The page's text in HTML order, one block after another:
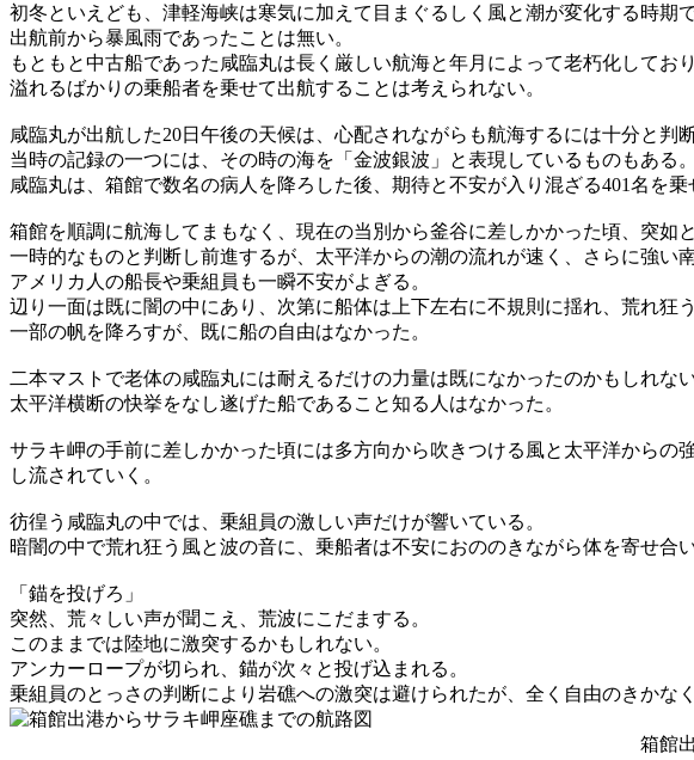
初冬といえども、津軽海峡は寒気に加えて目まぐるしく風と潮が変化する時期で
出航前から暴風雨であったことは無い。
もともと中古船であった咸臨丸は長く厳しい航海と年月によって老朽化して
溢れるばかりの乗船者を乗せて出航することは考えられない。
咸臨丸が出航した20日午後の天候は、心配されながらも航海するには十分と判断
当時の記録の一つには、その時の海を「金波銀波」と表現しているものもある。
咸臨丸は、箱館で数名の病人を降ろした後、期待と不安が入り混ざる401名を乗
箱館を順調に航海してまもなく、現在の当別から釜谷に差しかかった頃、突如
一時的なものと判断し前進するが、太平洋からの潮の流れが速く、さらに強い
アメリカ人の船長や乗組員も一瞬不安がよぎる。
辺り一面は既に闇の中にあり、次第に船体は上下左右に不規則に揺れ、荒れ狂
一部の帆を降ろすが、既に船の自由はなかった。
二本マストで老体の咸臨丸には耐えるだけの力量は既になかったのかもしれない
太平洋横断の快挙をなし遂げた船であること知る人はなかった。
サラキ岬の手前に差しかかった頃には多方向から吹きつける風と太平洋から
し流されていく。
彷徨う咸臨丸の中では、乗組員の激しい声だけが響いている。
暗闇の中で荒れ狂う風と波の音に、乗船者は不安におののきながら体を寄せ合
「錨を投げろ」
突然、荒々しい声が聞こえ、荒波にこだまする。
このままでは陸地に激突するかもしれない。
アンカーロープが切られ、錨が次々と投げ込まれる。
乗組員のとっさの判断により岩礁への激突は避けられたが、全く自由のきかな
箱館